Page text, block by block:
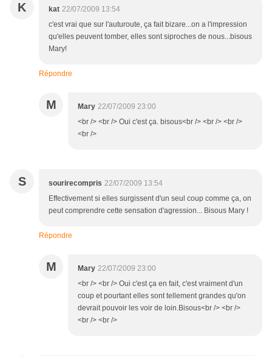
K kat 22/07/2009 13:54
c'est vrai que sur l'auturoute, ça fait bizare...on a l'impression
qu'elles peuvent tomber, elles sont siproches de nous...bisous
Mary!
Répondre
M Mary 22/07/2009 23:00
<br /> <br /> Oui c'est ça. bisous<br /> <br /> <br />
<br />
S sourirecompris 22/07/2009 13:54
Effectivement si elles surgissent d'un seul coup comme ça, on
peut comprendre cette sensation d'agression... Bisous Mary !
Répondre
M Mary 22/07/2009 23:00
<br /> <br /> Oui c'est ça en fait, c'est vraiment d'un
coup et pourtant elles sont tellement grandes qu'on
devrait pouvoir les voir de loin.Bisous<br /> <br />
<br /> <br />